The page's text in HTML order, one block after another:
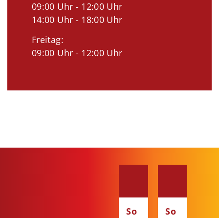
09:00 Uhr - 12:00 Uhr
14:00 Uhr - 18:00 Uhr
Freitag:
09:00 Uhr - 12:00 Uhr
So
So